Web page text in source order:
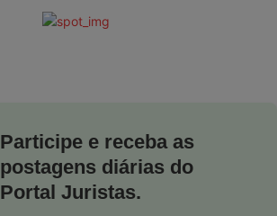
Participe e receba as
postagens diárias do
Portal Juristas.